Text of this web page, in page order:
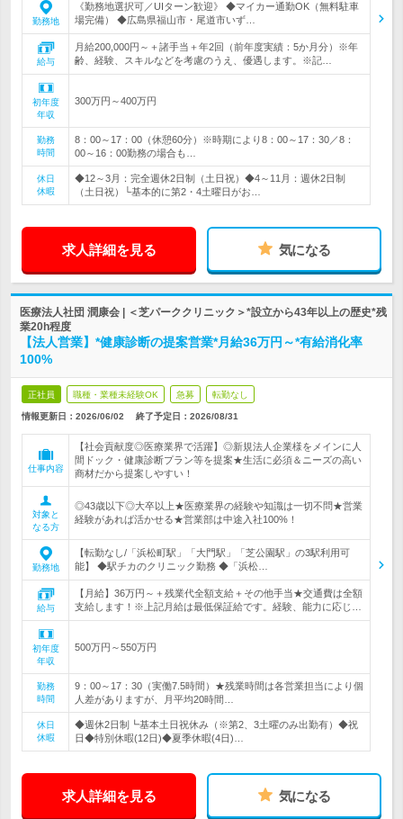
勤務地
《勤務地選択可／UIターン歓迎》 ◆マイカー通勤OK（無料駐車
場完備） ◆広島県福山市・尾道市いず…
給与
月給200,000円～＋諸手当＋年2回（前年度実績：5か月分）※年
齢、経験、スキルなどを考慮のうえ、優遇します。※記…
初年度
年収
300万円～400万円
勤務
時間
8：00～17：00（休憩60分）※時期により8：00～17：30／8：
00～16：00勤務の場合も…
休日
休暇
◆12～3月：完全週休2日制（土日祝）◆4～11月：週休2日制
（土日祝）└基本的に第2・4土曜日がお…
求人詳細を見る 気になる
医療法人社団 潤康会 | ＜芝パーククリニック＞*設立から43年以上の歴史*残
業20h程度
【法人営業】*健康診断の提案営業*月給36万円～*有給消化率
100%
正社員 職種・業種未経験OK 急募 転勤なし
情報更新日：2026/06/02 終了予定日： 2026/08/31
仕事内容
【社会貢献度◎医療業界で活躍】◎新規法人企業様をメインに人
間ドック・健康診断プラン等を提案★生活に必須＆ニーズの高い
商材だから提案しやすい！
対象と
なる方
◎43歳以下◎大卒以上★医療業界の経験や知識は一切不問★営業
経験があれば活かせる★営業部は中途入社100%！
勤務地
【転勤なし/「浜松町駅」「大門駅」「芝公園駅」の3駅利用可
能】 ◆駅チカのクリニック勤務 ◆「浜松…
給与
【月給】36万円～＋残業代全額支給＋その他手当★交通費は全額
支給します！※上記月給は最低保証給です。経験、能力に応じ…
初年度
年収
500万円～550万円
勤務
時間
9：00～17：30（実働7.5時間）★残業時間は各営業担当により個
人差がありますが、月平均20時間…
休日
休暇
◆週休2日制┗基本土日祝休み（※第2、3土曜のみ出勤有）◆祝
日◆特別休暇(12日)◆夏季休暇(4日)…
求人詳細を見る 気になる